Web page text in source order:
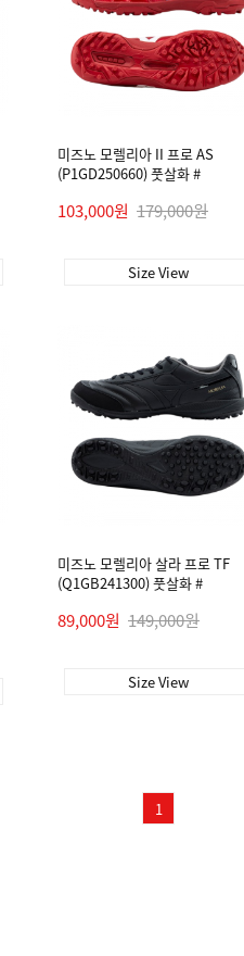
미즈노 모렐리아 II 프로 AS
(P1GD250660) 풋살화 #
103,000원 179,000원
Size View
미즈노 모렐리아 살라 프로 TF
(Q1GB241300) 풋살화 #
89,000원 149,000원
Size View
1